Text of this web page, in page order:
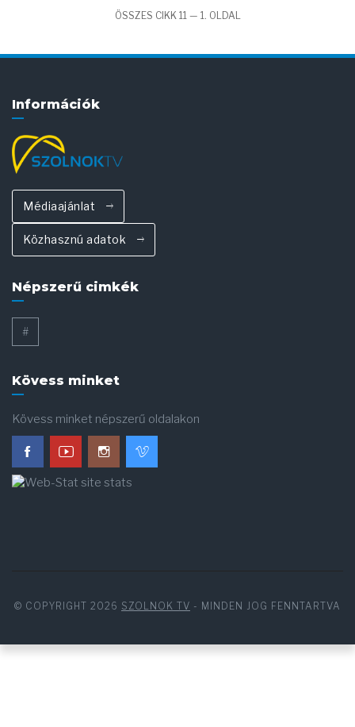
ÖSSZES CIKK 11 — 1. OLDAL
Információk
Médiaajánlat
Közhasznú adatok
Népszerű cimkék
#
Kövess minket
Kövess minket népszerű oldalakon
© COPYRIGHT 2026 SZOLNOK TV - MINDEN JOG FENNTARTVA